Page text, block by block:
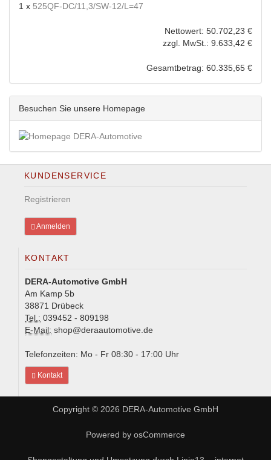
1 x 525QF-DC/11,3/SW-12/L=47
Nettowert: 50.702,23 €
zzgl. MwSt.: 9.633,42 €
Gesamtbetrag: 60.335,65 €
Besuchen Sie unsere Homepage
KUNDENSERVICE
Registrieren
Anmelden
KONTAKT
DERA-Automotive GmbH
Am Kamp 5b
38871 Drübeck
Tel.: 039452 - 809198
E-Mail: shop@deraautomotive.de
Telefonzeiten: Mo - Fr 08:30 - 17:00 Uhr
Kontakt
Copyright © 2026 DERA-Automotive GmbH
Powered by osCommerce